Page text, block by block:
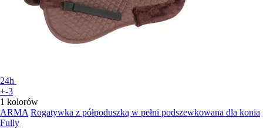
24h
+-3
1 kolorów
ARMA Rogatywka z półpoduszką w pełni podszewkowana dla konia
Fully